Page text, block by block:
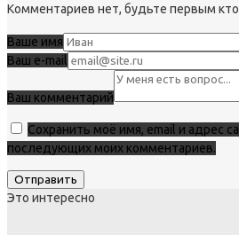
Комментариев нет, будьте первым кто
Ваше имя
Ваш e-mail
Ваш комментарий
Сохранить моё имя, email и адрес
последующих моих комментариев.
Это интересно